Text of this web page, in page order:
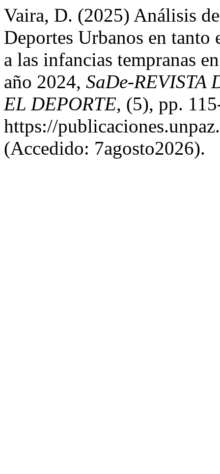
Vaira, D. (2025) Análisis
Deportes Urbanos en
a las infancias tempranas
año 2024, SaDe-REVISTA
EL DEPORTE, (5), pp.
https://
(Accedido: 7agosto2026).